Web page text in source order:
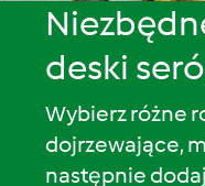
deski
Wybierz różne
dojrzewające,
następnie